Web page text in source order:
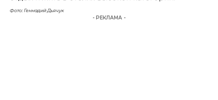
Фото: Геннадий Дьячук
- РЕКЛАМА -